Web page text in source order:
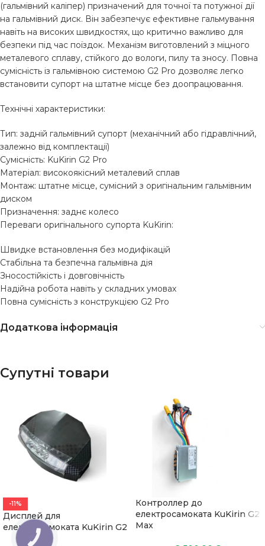
(гальмівний каліпер) призначений для точної та потужної дії
на гальмівний диск. Він забезпечує ефективне гальмування
навіть на високих швидкостях, що критично важливо для
безпеки під час поїздок. Механізм виготовлений з міцного
металевого сплаву, стійкого до вологи, пилу та зносу. Повна
сумісність із гальмівною системою G2 Pro дозволяє легко
встановити супорт на штатне місце без доопрацювання.
Технічні характеристики:
Тип: задній гальмівний супорт (механічний або гідравлічний,
залежно від комплектації)
Сумісність: KuKirin G2 Pro
Матеріал: високоякісний металевий сплав
Монтаж: штатне місце, сумісний з оригінальним гальмівним
диском
Призначення: заднє колесо
Переваги оригінального супорта KuKirin:
Швидке встановлення без модифікацій
Стабільна та безпечна гальмівна дія
Зносостійкість і довговічність
Надійна робота навіть у складних умовах
Повна сумісність з конструкцією G2 Pro
Додаткова інформація
Супутні товари
-11%
Дисплей для
електросамоката KuKirin G2
Контроллер до
електросамоката KuKirin G2
Max
КНОПКА
ЗВ'ЯЗКУ